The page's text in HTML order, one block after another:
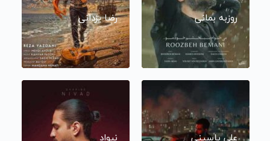
روزبه بمانی رضا یزدانی
علی یاسینی نیواد